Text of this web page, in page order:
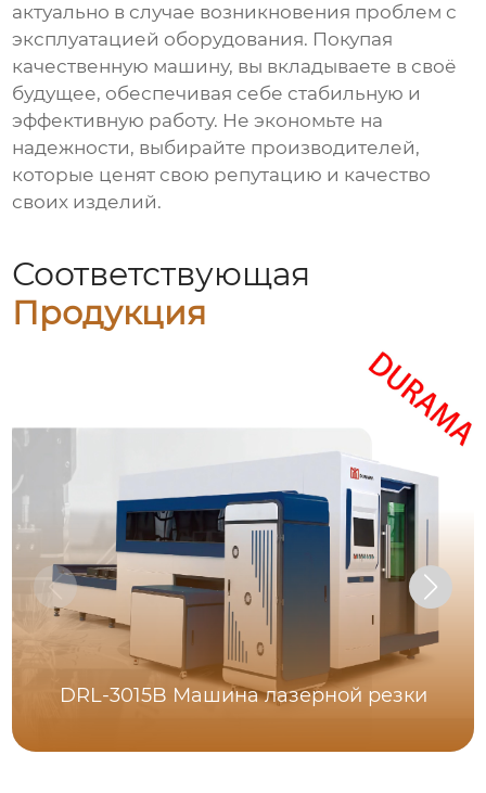
актуально в случае возникновения проблем с
эксплуатацией оборудования. Покупая
качественную машину, вы вкладываете в своё
будущее, обеспечивая себе стабильную и
эффективную работу. Не экономьте на
надежности, выбирайте производителей,
которые ценят свою репутацию и качество
своих изделий.
Соответствующая
Продукция
DRL-3015B Машина лазерной резки